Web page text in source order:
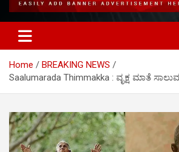
Home
BREAKING NEWS
Saalumarada Thimmakka : ವೃಕ್ಷ ಮಾತೆ